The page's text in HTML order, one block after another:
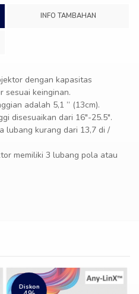
INFO TAMBAHAN
dengan kapasitas
sesuai keinginan.
adalah 5,1 ” (13cm).
disesuaikan dari 16″-25.5″.
lubang kurang dari 13,7 di /
memiliki 3 lubang pola atau
Diskon